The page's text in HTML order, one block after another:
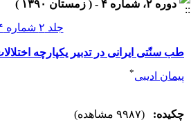
دوره ۲، شماره ۴ - ( زمستان ۱۳۹۰ )
جلد ۲ شماره ۴ صفحات ۲۸۴-۲۸۱
طب سنّتی ایرانی در تدبیر یکپارچه
پیمان ادیبی*
چکیده:
(۹۹۸۷ مشاهده)